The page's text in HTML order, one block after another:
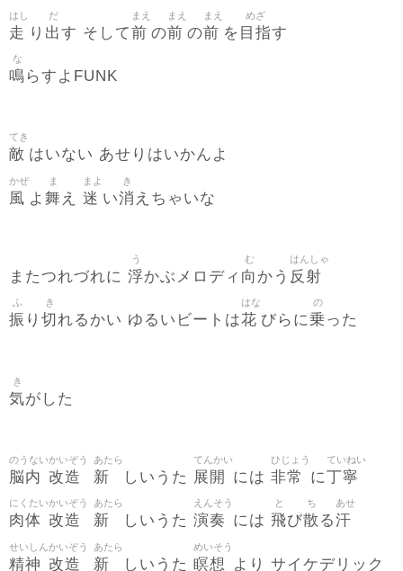
走
はし
り 出
だ
す そして前
まえ
の前
まえ
の前
まえ
を 目指
めざ
す
鳴
な
らすよFUNK
敵
てき
はいない あせりはいかんよ
風
かぜ
よ 舞
ま
え 迷
まよ
い消
き
えちゃいな
またつれづれに 浮
う
かぶメロディ 向
む
かう 反射
はんしゃ
振
ふ
り 切
き
れるかい ゆるいビートは花
はな
びらに乗
の
った
気
き
がした
脳内
のうない
改造
かいぞう
新
あたら
しいうた 展開
てんかい
には 非常
ひじょう
に丁寧
ていねい
肉体
にくたい
改造
かいぞう
新
あたら
しいうた 演奏
えんそう
には 飛
と
び散
ち
る汗
あせ
精神
せいしん
改造
かいぞう
新
あたら
しいうた 瞑想
めいそう
より サイケデリック